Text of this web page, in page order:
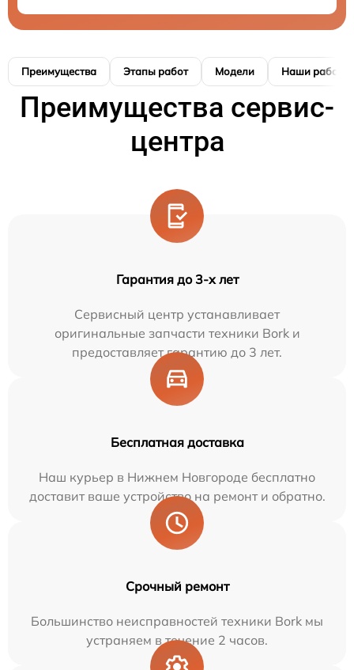
Преимущества Этапы работ Модели Наши работы
Преимущества сервис-
центра
Гарантия до 3-х лет
Сервисный центр устанавливает
оригинальные запчасти техники Bork и
предоставляет гарантию до 3 лет.
Бесплатная доставка
Наш курьер в Нижнем Новгороде бесплатно
доставит ваше устройство на ремонт и обратно.
Срочный ремонт
Большинство неисправностей техники Bork мы
устраняем в течение 2 часов.